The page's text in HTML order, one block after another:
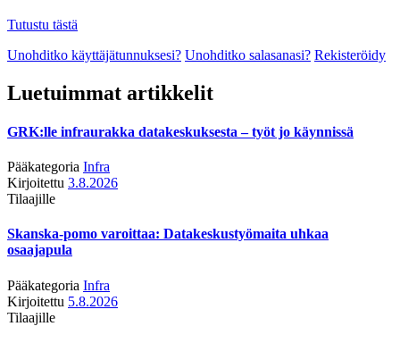
Tutustu tästä
Unohditko käyttäjätunnuksesi? Unohditko salasanasi? Rekisteröidy
Luetuimmat artikkelit
GRK:lle infraurakka datakeskuksesta – työt jo käynnissä
Pääkategoria Infra
Kirjoitettu 3.8.2026
Tilaajille
Skanska-pomo varoittaa: Datakeskustyömaita uhkaa
osaajapula
Pääkategoria Infra
Kirjoitettu 5.8.2026
Tilaajille